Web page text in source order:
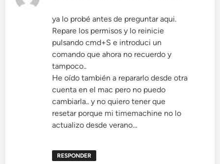
ya lo probé antes de preguntar aqui.
Repare los permisos y lo reinicie
pulsando cmd+S e introduci un
comando que ahora no recuerdo y
tampoco..
He oído también a repararlo desde otra
cuenta en el mac pero no puedo
cambiarla.. y no quiero tener que
resetar porque mi timemachine no lo
actualizo desde verano…
RESPONDER